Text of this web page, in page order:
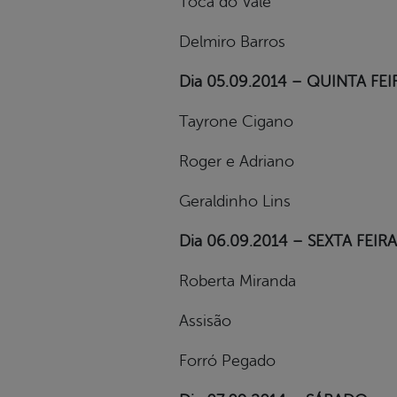
Delmiro Barros
Dia 05.09.2014 – QUINTA
Tayrone Cigano
Roger e Adriano
Geraldinho Lins
Dia 06.09.2014 – SEXTA FEIRA
Roberta Miranda
Assisão
Forró Pegado